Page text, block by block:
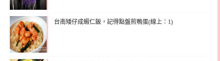
台南矮仔成蝦仁飯，記得點盤煎鴨蛋(線上：1)